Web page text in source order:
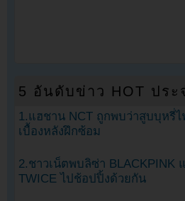
5 อันดับข่าว HOT ประ
1.แฮชาน NCT ถูกพบว่าสูบบุหรี่
เบื้องหลังฝึกซ้อม
2.ชาวเน็ตพบลิซ่า BLACKPINK
TWICE ไปช้อปปิ้งด้วยกัน